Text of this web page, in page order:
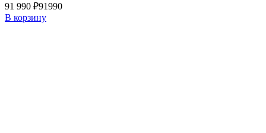
91 990 ₽91990
В корзину